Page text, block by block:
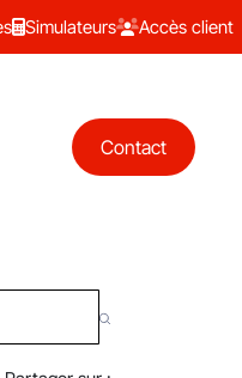
Simulateurs Accès client
Contact